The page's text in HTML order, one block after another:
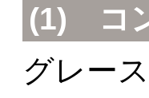
(1) コ
グレー